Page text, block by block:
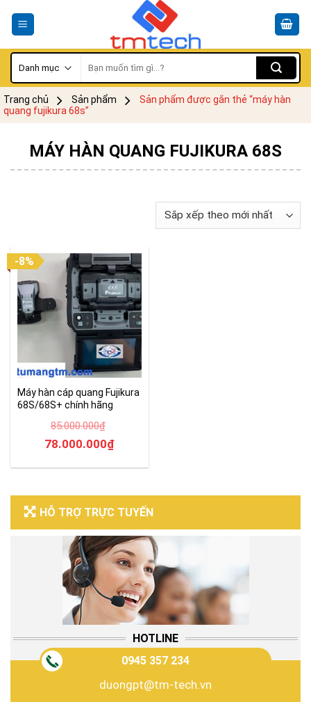
kiếm:
Trang chủ Sản phẩm
Sản phẩm được gắn thẻ “máy hàn
quang fujikura 68s”
HỖ TRỢ TRỰC TUYẾN
HOTLINE
0945 357 234
duongpt@tm-tech.vn
MÁY HÀN QUANG FUJIKURA 68S
-8%
Máy hàn cáp quang Fujikura
68S/68S+ chính hãng
85.000.000₫
Giá
85.000.000₫.
78.000.000₫Giá
là:
78.000.000₫.